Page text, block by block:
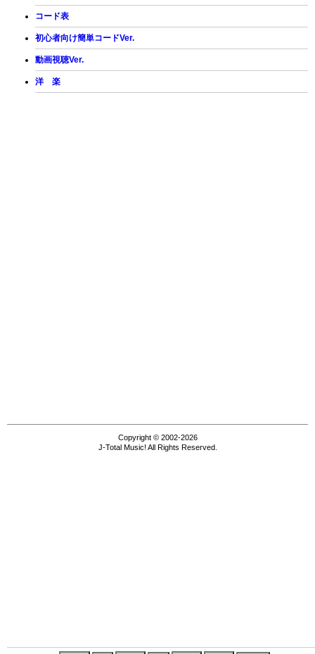
コード表
初心者向け簡単コードVer.
動画視聴Ver.
洋 楽
Copyright © 2002-2026
J-Total Music! All Rights Reserved.